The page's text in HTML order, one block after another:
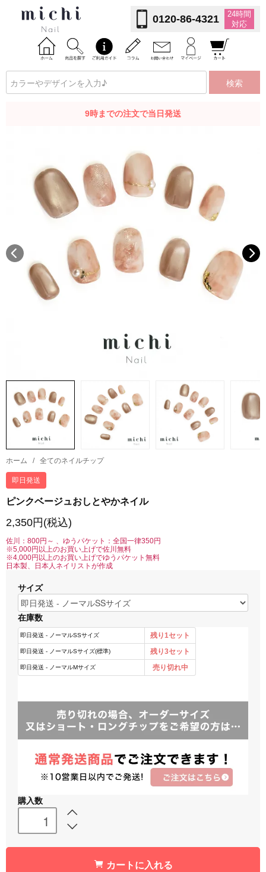
0120-86-4321
24時間
対応
検索
9時までの注文で当日発送
ホーム / 全てのネイルチップ
即日発送
ピンクベージュおしとやかネイル
2,350円(税込)
佐川：800円～ 、ゆうパケット：全国一律350円
※5,000円以上のお買い上げで佐川無料
※4,000円以上のお買い上げでゆうパケット無料
日本製、日本人ネイリストが作成
サイズ
在庫数
購入数
カートに入れる